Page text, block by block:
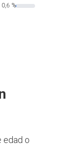
0,6 %
edad o